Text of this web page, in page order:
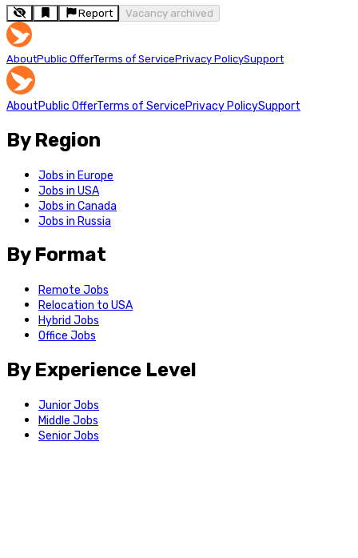
Report Vacancy archived
AboutPublic OfferTerms of ServicePrivacy PolicySupport
AboutPublic OfferTerms of ServicePrivacy PolicySupport
By Region
Jobs in Europe
Jobs in USA
Jobs in Canada
Jobs in Russia
By Format
Remote Jobs
Relocation to USA
Hybrid Jobs
Office Jobs
By Experience Level
Junior Jobs
Middle Jobs
Senior Jobs